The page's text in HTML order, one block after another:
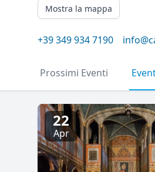
Mostra la mappa
+39 349 934 7190
Prossimi Eventi
22
Apr